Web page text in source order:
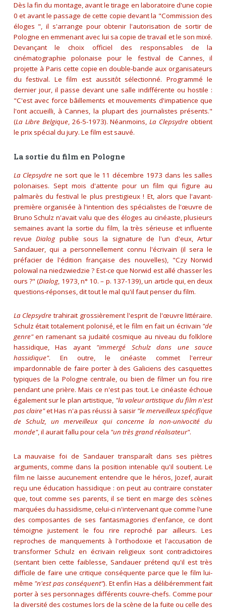
Dès la fin du montage, avant le tirage en laboratoire d'une copie
0 et avant le passage de cette copie devant la "Commission des
éloges ", il s'arrange pour obtenir l'autorisation de sortir de
Pologne en emmenant avec lui sa copie de travail et le son mixé.
Devançant le choix officiel des responsables de la
cinématographie polonaise pour le festival de Cannes, il
projette à Paris cette copie en double-bande aux organisateurs
du festival. Le film est aussitôt sélectionné. Programmé le
dernier jour, il passe devant une salle indifférente ou hostile :
"C'est avec force bâillements et mouvements d'impatience que
l'ont accueilli, à Cannes, la plupart des journalistes présents."
(La Libre Belgique, 26-5-1973). Néanmoins,La Clepsydre obtient
le prix spécial du jury. Le film est sauvé.
La sortie du film en Pologne
La Clepsydre ne sort que le 11 décembre 1973 dans les salles
polonaises. Sept mois d'attente pour un film qui figure au
palmarès du festival le plus prestigieux ! Et, alors que l'avant-
première organisée à l'intention des spécialistes de l'œuvre de
Bruno Schulz n'avait valu que des éloges au cinéaste, plusieurs
semaines avant la sortie du film, la très sérieuse et influente
revueDialogpublie sous la signature de l'un d'eux, Artur
Sandauer, qui a personnellement connu l'écrivain (il sera le
préfacier de l'édition française des nouvelles), "Czy Norwid
polowal na niedzwiedzie ? Est-ce que Norwid est allé chasser les
ours ?" (Dialog, 1973, n° 10. – p. 137-139), un article qui, en deux
questions-réponses, dit tout le mal qu'il faut penser du film.
La Clepsydretrahirait grossièrement l'esprit de l'œuvre littéraire.
Schulz était totalement polonisé, et le film en fait un écrivain "de
genre"en ramenant sa judaïté cosmique au niveau du folklore
hassidique, Has ayant "immergé Schulz dans une sauce
hassidique". En outre, le cinéaste commet l'erreur
impardonnable de faire porter à des Galiciens des casquettes
typiques de la Pologne centrale, ou bien de filmer un fou rire
pendant une prière. Mais ce n'est pas tout. Le cinéaste échoue
également sur le plan artistique, "la valeur artistique du film n'est
pas claire"et Has n'a pas réussi à saisir "le merveilleux spécifique
de Schulz, un merveilleux qui concerne la non-univocité du
monde", il aurait fallu pour cela "un très grand réalisateur".
La mauvaise foi de Sandauer transparaît dans ses piètres
arguments, comme dans la position intenable qu'il soutient. Le
film ne laisse aucunement entendre que le héros, Jozef, aurait
reçu une éducation hassidique : on peut au contraire constater
que, tout comme ses parents, il se tient en marge des scènes
marquées du hassidisme, celui-ci n'intervenant que comme l'une
des composantes de ses fantasmagories d'enfance, ce dont
témoigne justement le fou rire reproché par ailleurs. Les
reproches de manquements à l'orthodoxie et l'accusation de
transformer Schulz en écrivain religieux sont contradictoires
(sentant bien cette faiblesse, Sandauer prétend qu'il est très
difficile de faire une critique conséquente parce que le film lui-
même "n'est pas conséquent"). Et enfin Has a délibéremment fait
porter à ses personnages différents couvre-chefs. Comme pour
la diversité des costumes lors de la scène de la fuite ou celle des